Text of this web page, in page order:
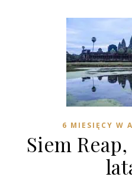
6 MIESIĘCY W
Siem